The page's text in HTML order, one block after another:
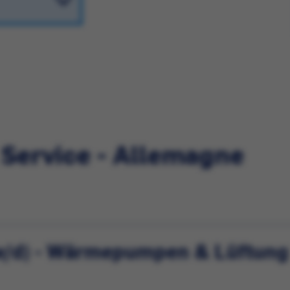
- Allemagne
d) - Wärmepumpen & Lüftung